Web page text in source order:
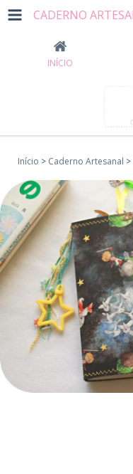
INÍCIO
Início > Caderno Artesanal >